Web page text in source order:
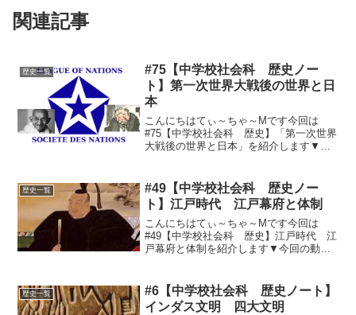
関連記事
歴史一覧
#75【中学校社会科 歴史ノー
ト】第一次世界大戦後の世界と日
本
こんにちはてぃ～ちゃ～Mです今回は
#75【中学校社会科 歴史】「第一次世界
大戦後の世界と日本」を紹介します▼今
平和を目指す最初の国際機構（本部：ス
イスのジュネーブ...
歴史一覧
#49【中学校社会科 歴史ノー
ト】江戸時代 江戸幕府と体制
こんにちはてぃ～ちゃ～Mです今回は
#49【中学校社会科 歴史】江戸時代 江
戸幕府と体制を紹介します▼今回の動画
県東部）の大名。1600年 関ヶ原の戦い
で勝利→16...
歴史一覧
#6【中学校社会科 歴史ノート】
インダス文明 四大文明